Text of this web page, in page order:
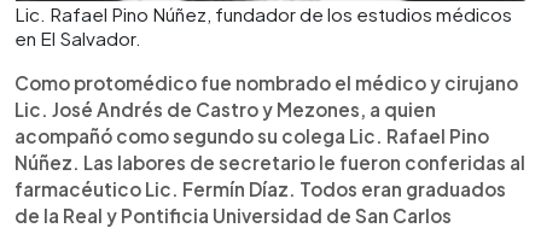
Lic. Rafael Pino Núñez, fundador de los estudios médicos
en El Salvador.
Como protomédico fue nombrado el médico y cirujano
Lic. José Andrés de Castro y Mezones, a quien
acompañó como segundo su colega Lic. Rafael Pino
Núñez. Las labores de secretario le fueron conferidas al
farmacéutico Lic. Fermín Díaz. Todos eran graduados
de la Real y Pontificia Universidad de San Carlos